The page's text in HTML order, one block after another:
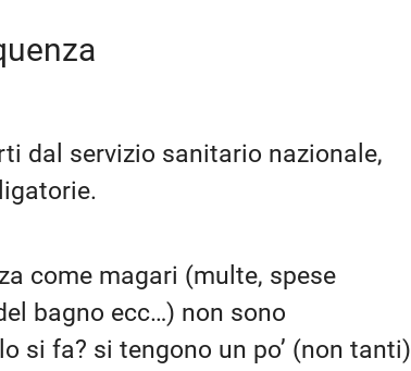
dal servizio sanitario nazionale,
come magari (multe, spese
bagno ecc…) non sono
si fa? si tengono un po’ (non tanti)